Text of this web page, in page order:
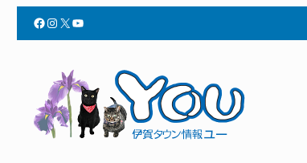
Facebook Instagram X YouTube